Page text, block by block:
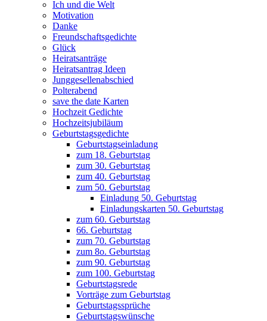
Ich und die Welt
Motivation
Danke
Freundschaftsgedichte
Glück
Heiratsanträge
Heiratsantrag Ideen
Junggesellenabschied
Polterabend
save the date Karten
Hochzeit Gedichte
Hochzeitsjubiläum
Geburtstagsgedichte
Geburtstagseinladung
zum 18. Geburtstag
zum 30. Geburtstag
zum 40. Geburtstag
zum 50. Geburtstag
Einladung 50. Geburtstag
Einladungskarten 50. Geburtstag
zum 60. Geburtstag
66. Geburtstag
zum 70. Geburtstag
zum 8o. Geburtstag
zum 90. Geburtstag
zum 100. Geburtstag
Geburtstagsrede
Vorträge zum Geburtstag
Geburtstagssprüche
Geburtstagswünsche